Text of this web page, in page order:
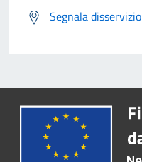
Segnala disservizio